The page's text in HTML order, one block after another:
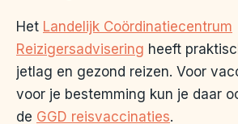
Het Landelijk Coördinatiecentrum
Reizigersadvisering heeft
jetlag en gezond reizen. Voor
voor je bestemming kun je daar
de GGD reisvaccinaties.